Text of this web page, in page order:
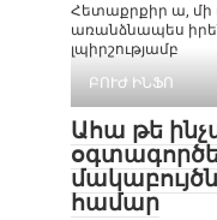
Հետաքրքիր ա, մի
առանձնապես
լպիրշությամբ
ԲՈՒԺ ԻՆՖՈ
Ահա թե
համար